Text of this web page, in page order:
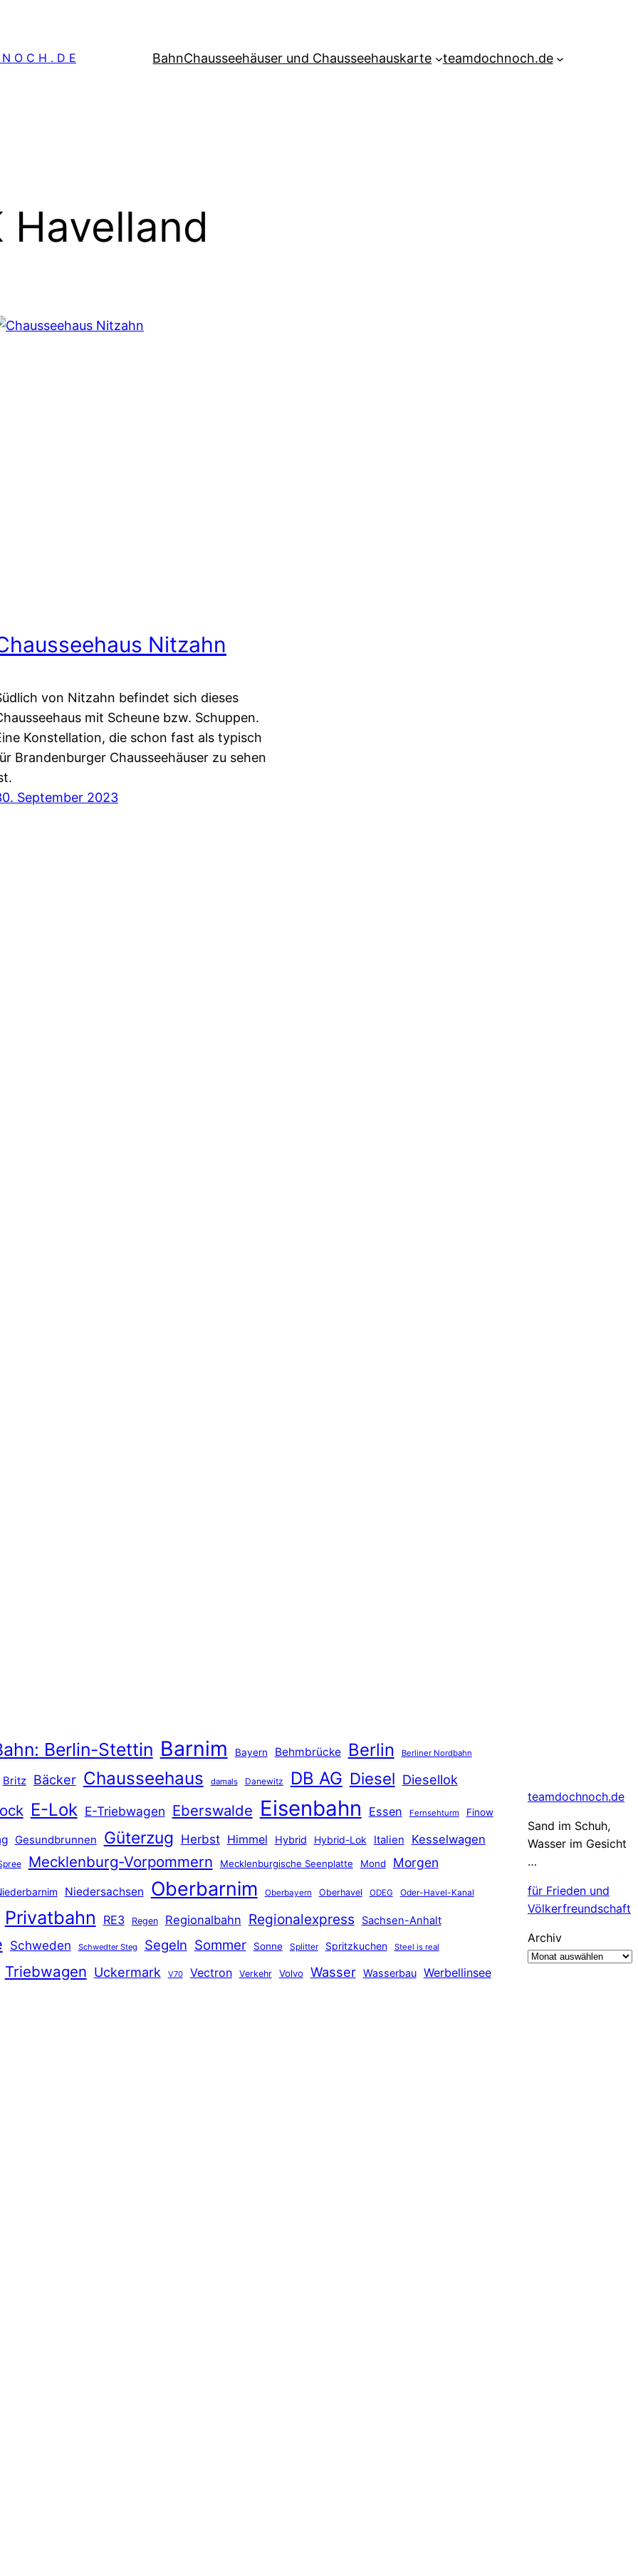
O C H . D E BahnChausseehäuser und Chausseehauskarte teamdochnoch.de
Havelland
Nitzahn
von Nitzahn befindet sich dieses
mit Scheune bzw. Schuppen.
Konstellation, die schon fast als typisch
Brandenburger Chausseehäuser zu sehen
September 2023
Berlin-Stettin Barnim Bayern Behmbrücke Berlin Berliner Nordbahn
Britz Bäcker Chausseehaus damals Danewitz DB AG Diesel Diesellok
E-Lok E-Triebwagen Eberswalde Eisenbahn Essen Fernsehturm Finow
Gesundbrunnen Güterzug Herbst Himmel Hybrid Hybrid-Lok Italien Kesselwagen
Mecklenburg-Vorpommern Mecklenburgische Seenplatte Mond Morgen
Niedersachsen Oberbarnim Oberbayern Oberhavel ODEG Oder-Havel-Kanal
Privatbahn RE3 Regen Regionalbahn Regionalexpress Sachsen-Anhalt
Schweden Schwedter Steg Segeln Sommer Sonne Splitter Spritzkuchen Steel is real
Triebwagen Uckermark V70 Vectron Verkehr Volvo Wasser Wasserbau Werbellinsee
teamdochnoch.de
Sand im Schuh,
Wasser im Gesicht
…
für Frieden und
Völkerfreundschaft
Archiv